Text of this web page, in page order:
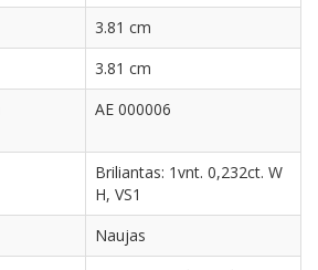
3.81 cm
3.81 cm
AE 000006
Briliantas: 1vnt. 0,232ct. W
H, VS1
Naujas